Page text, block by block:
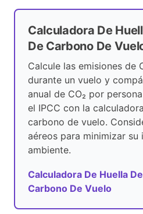
Calculadora De
De Carbono De
Calcule las emisiones de
durante un vuelo y
anual de CO₂ por
el IPCC con la
carbono de vuelo.
aéreos para minimizar
ambiente.
Calculadora De Huella
Carbono De Vuelo